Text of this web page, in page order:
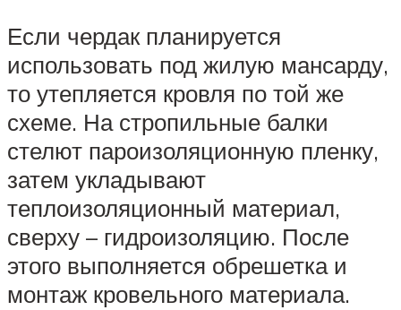
Если чердак планируется
использовать под жилую мансарду,
то утепляется кровля по той же
схеме. На стропильные балки
стелют пароизоляционную пленку,
затем укладывают
теплоизоляционный материал,
сверху – гидроизоляцию. После
этого выполняется обрешетка и
монтаж кровельного материала.